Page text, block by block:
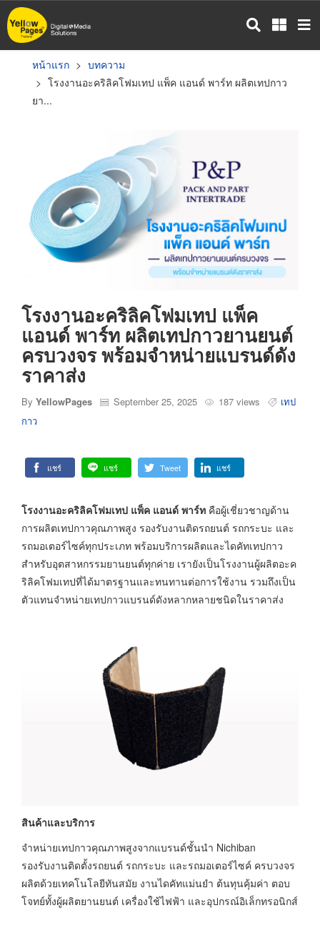
ข้าม
ไป
หน้าแรก
บทความ
โรงงานอะคริลิคโฟมเทป แพ็ค แอนด์ พาร์ท ผลิตเทปกาว
ยา...
โรงงานอะคริลิคโฟมเทป แพ็ค
แอนด์ พาร์ท ผลิตเทปกาวยานยนต์
ครบวงจร พร้อมจำหน่ายแบรนด์ดัง
ราคาส่ง
By YellowPages September 25, 2025 187 views
เทป
กาว
แชร์ แชร์ Tweet แชร์
โรงงานอะคริลิคโฟมเทป แพ็ค แอนด์ พาร์ท คือผู้เชี่ยวชาญด้าน
การผลิตเทปกาวคุณภาพสูง รองรับงานติดรถยนต์ รถกระบะ และ
รถมอเตอร์ไซค์ทุกประเภท พร้อมบริการผลิตและไดคัทเทปกาว
สำหรับอุตสาหกรรมยานยนต์ทุกค่าย เรายังเป็นโรงงานผู้ผลิตอะค
ริลิคโฟมเทปที่ได้มาตรฐานและทนทานต่อการใช้งาน รวมถึงเป็น
ตัวแทนจำหน่ายเทปกาวแบรนด์ดังหลากหลายชนิดในราคาส่ง
สินค้าและบริการ
จำหน่ายเทปกาวคุณภาพสูงจากแบรนด์ชั้นนำ Nichiban
รองรับงานติดตั้งรถยนต์ รถกระบะ และรถมอเตอร์ไซค์ ครบวงจร
ผลิตด้วยเทคโนโลยีทันสมัย งานไดคัทแม่นยำ ต้นทุนคุ้มค่า ตอบ
โจทย์ทั้งผู้ผลิตยานยนต์ เครื่องใช้ไฟฟ้า และอุปกรณ์อิเล็กทรอนิกส์